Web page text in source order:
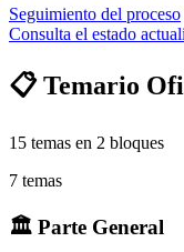
Seguimiento del proceso
Consulta el estado
📋 Temario
15 temas en 2 bloques
7 temas
🏛️ Parte General